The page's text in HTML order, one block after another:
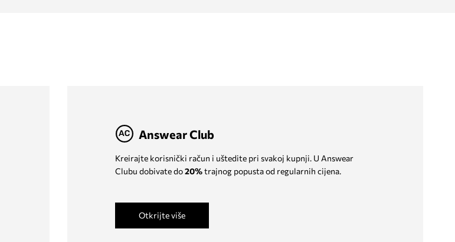
Answear Club
Kreirajte korisnički račun i uštedite pri svakoj kupnji. U Answear
Clubu dobivate do20%trajnog popusta od regularnih cijena.
Otkrijte više